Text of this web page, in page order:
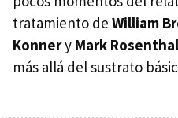
tratamiento de William
Konnery Mark Rosenthal
más allá del sustrato